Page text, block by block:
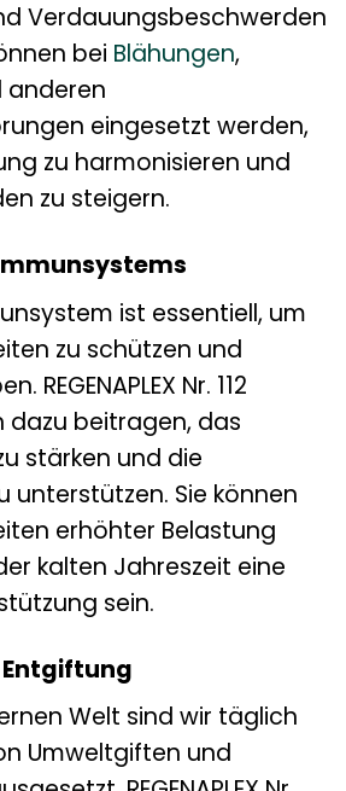
Verdauungsbeschwerden
bei Blähungen,
anderen
eingesetzt werden,
zu harmonisieren und
zu steigern.
ist essentiell, um
zu schützen und
REGENAPLEX Nr. 112
dazu beitragen, das
stärken und die
unterstützen. Sie können
erhöhter Belastung
kalten Jahreszeit eine
sein.
Welt sind wir täglich
Umweltgiften und